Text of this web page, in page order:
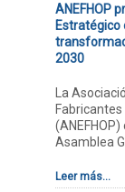
ANEFHOP
Estratégico
2030
La
Asamblea
Leer más...